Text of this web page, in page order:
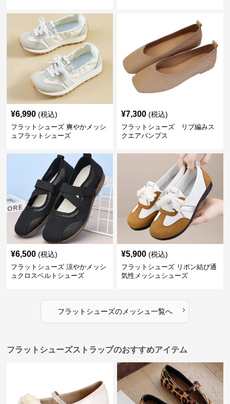
¥6,990 (税込)
フラットシューズ 爽やかメッシ
ュフラットシューズ
¥7,300 (税込)
フラットシューズ リブ編みス
クエアパンプス
¥6,500 (税込)
フラットシューズ 涼やかメッシ
ュクロスベルトシューズ
¥5,900 (税込)
フラットシューズ リボン結び通
気性メッシュシューズ
フラットシューズのメッシュ 一覧へ ›
フラットシューズストラップのおすすめアイテム